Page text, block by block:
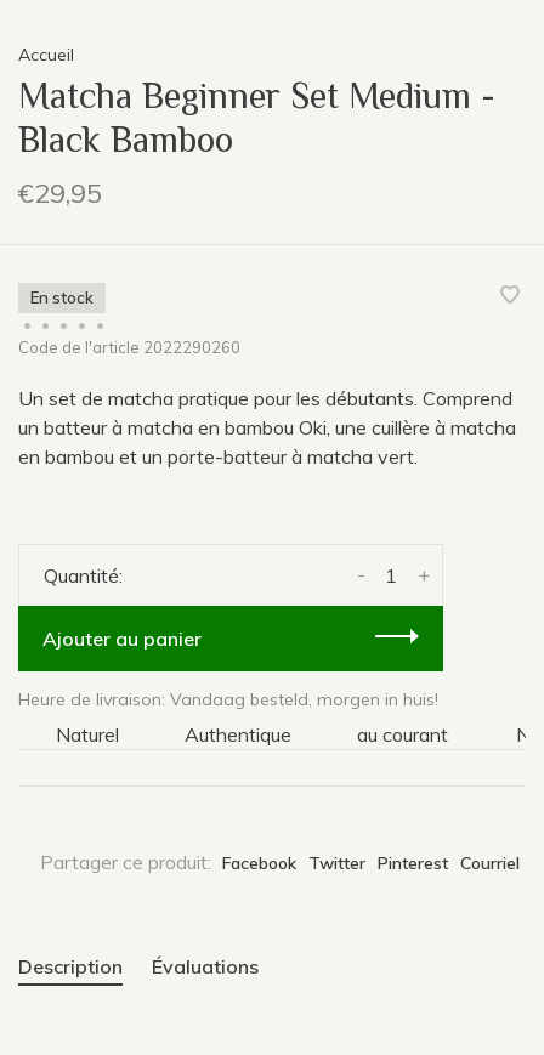
Accueil
Matcha Beginner Set Medium -
Black Bamboo
€29,95
En stock
•
• • •
•
Code de l'article 2022290260
Un set de matcha pratique pour les débutants. Comprend
un batteur à matcha en bambou Oki, une cuillère à matcha
en bambou et un porte-batteur à matcha vert.
Quantité: +
-
Ajouter au panier
Heure de livraison: Vandaag besteld, morgen in huis!
Naturel Authentique au courant
Partager ce produit: Facebook Twitter Pinterest Courriel
Description Évaluations